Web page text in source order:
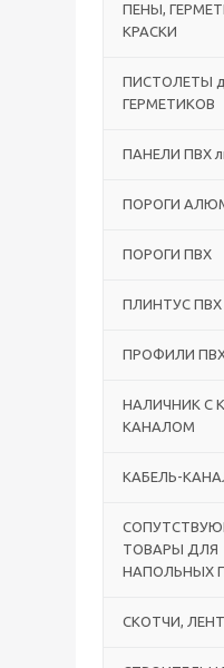
ПЕНЫ,
КРАСКИ
ПИСТОЛЕТЫ
ГЕРМЕТИКОВ
ПАНЕЛИ ПВХ
ПОРОГИ
ПОРОГИ ПВХ
ПЛИНТУС ПВХ
ПРОФИЛИ
НАЛИЧНИК С
КАНАЛОМ
КАБЕЛЬ-
ТОВАРЫ ДЛЯ
НАПОЛЬНЫХ
СКОТЧИ,